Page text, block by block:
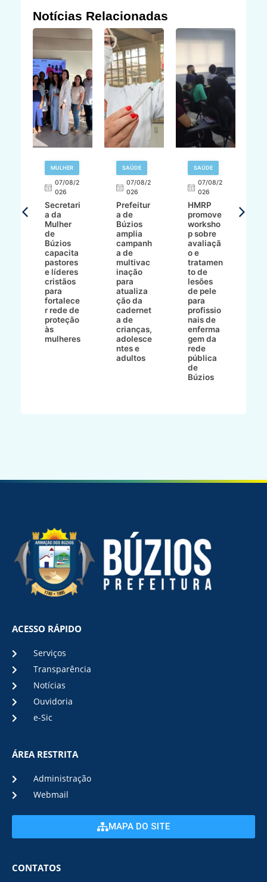
Notícias Relacionadas
MULHER
07/08/2
026
Secretari
a da
Mulher
de
Búzios
capacita
pastores
e líderes
cristãos
para
fortalece
r rede de
proteção
às
mulheres
SAÚDE
07/08/2
026
Prefeitur
a de
Búzios
amplia
campanh
a de
multivac
inação
para
atualiza
ção da
cadernet
a de
crianças,
adolesce
ntes e
adultos
SAÚDE
07/08/2
026
HMRP
promove
worksho
p sobre
avaliaçã
o e
tratamen
to de
lesões
de pele
para
profissio
nais de
enferma
gem da
rede
pública
de
Búzios
ACESSO RÁPIDO
Serviços
Transparência
Notícias
Ouvidoria
e-Sic
ÁREA RESTRITA
Administração
Webmail
MAPA DO SITE
CONTATOS